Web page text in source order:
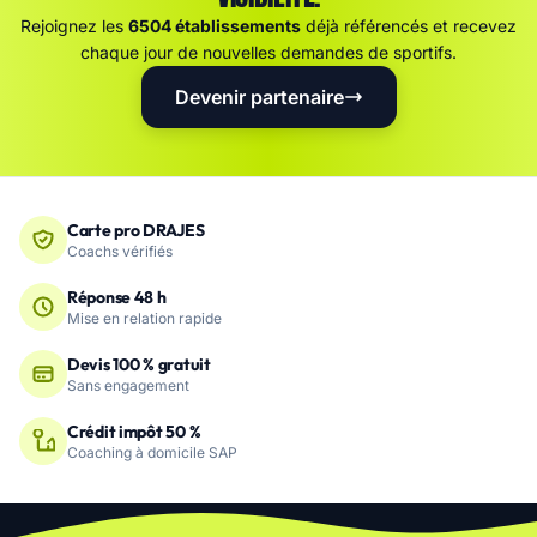
Rejoignez les 6504 établissements déjà référencés et recevez
chaque jour de nouvelles demandes de sportifs.
Devenir partenaire
Carte pro DRAJES
Coachs vérifiés
Réponse 48 h
Mise en relation rapide
Devis 100 % gratuit
Sans engagement
Crédit impôt 50 %
Coaching à domicile SAP